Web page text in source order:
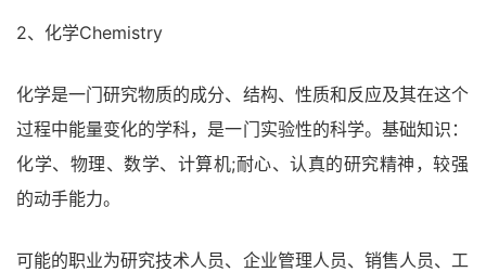
2、化学Chemistry
化学是一门研究物质的成分、结构、性质和反应及其在这个
过程中能量变化的学科，是一门实验性的科学。基础知识：
化学、物理、数学、计算机;耐心、认真的研究精神，较强
的动手能力。
可能的职业为研究技术人员、企业管理人员、销售人员、工